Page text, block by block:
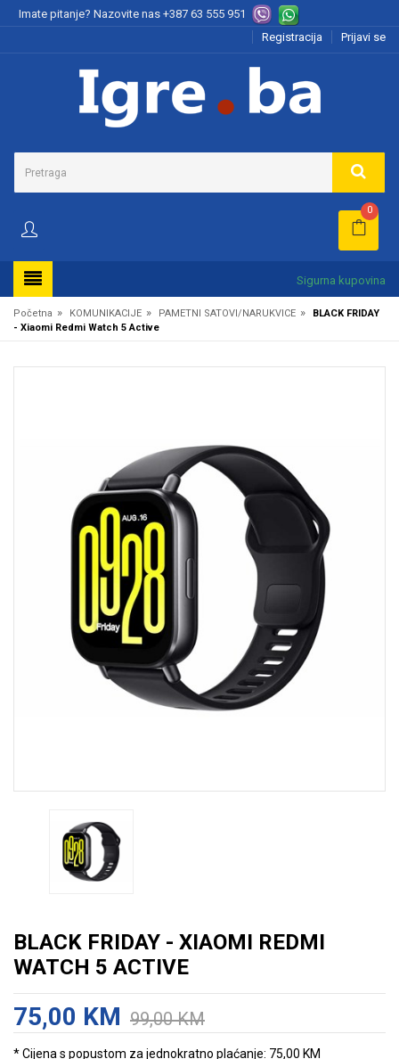
Imate pitanje? Nazovite nas +387 63 555 951
Registracija
Prijavi se
0
Sigurna kupovina
Početna » KOMUNIKACIJE » PAMETNI SATOVI/NARUKVICE »
BLACK FRIDAY
- Xiaomi Redmi Watch 5 Active
BLACK FRIDAY - XIAOMI REDMI
WATCH 5 ACTIVE
75,00 KM 99,00 KM
* Cijena s popustom za jednokratno plaćanje: 75,00 KM